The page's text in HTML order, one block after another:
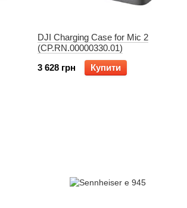
DJI Charging Case for Mic 2
(CP.RN.00000330.01)
3 628 грн
Купити